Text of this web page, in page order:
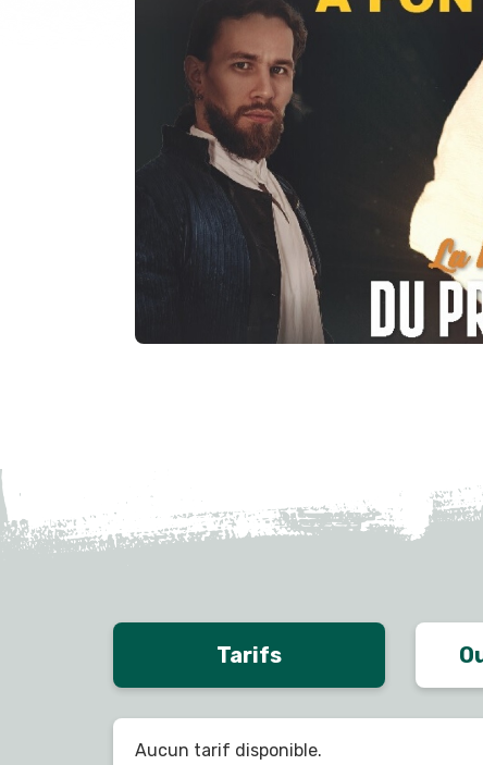
Tarifs
Aucun tarif disponible.